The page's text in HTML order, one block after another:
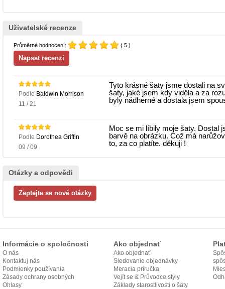
Uživatelské recenze
Průměrné hodnocení: ( 5 )
Podle Baldwin Morrison
11 / 21
Tyto krásné šaty jsme dostali na
šaty, jaké jsem kdy viděla a za
byly nádherné a dostala jsem
Podle Dorothea Griffin
09 / 09
Moc se mi líbily moje šaty. Dostal
barvě na obrázku. Což má
to, za co platíte. děkuji !
Otázky a odpovědi
Informácie o spoločnosti
O nás
Kontaktuj nás
Podmienky používania
Zásady ochrany osobných
údajov
Ohlasy
Ako objednať
Ako objednať
Sledovanie objednávky
Meracia príručka
Vejít se & Průvodce styly
Základy starostlivosti o šaty